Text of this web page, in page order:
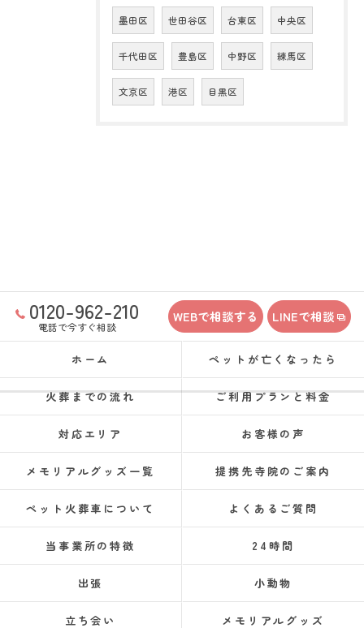
墨田区 世田谷区 台東区 中央区
千代田区 豊島区 中野区 練馬区
文京区 港区 目黒区
0120-962-210
電話で今すぐ相談
WEBで相談する LINEで相談
ホーム ペットが亡くなったら
火葬までの流れ ご利用プランと料金
対応エリア お客様の声
メモリアルグッズ一覧 提携先寺院のご案内
ペット火葬車について よくあるご質問
当事業所の特徴 24時間
出張 小動物
立ち会い メモリアルグッズ